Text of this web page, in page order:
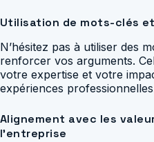
Utilisation de mots-clés
N’hésitez pas à utiliser des
renforcer vos arguments.
votre expertise et votre
expériences
Alignement avec les
l’entreprise